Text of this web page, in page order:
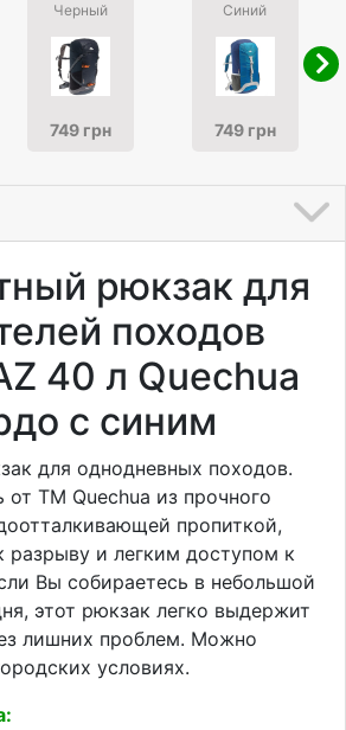
Черный
749 грн
Синий
749 грн
рюкзак для
походов
40 л Quechua
с синим
для однодневных походов.
от ТМ Quechua из прочного
пропиткой,
разрыву и легким доступом к
Вы собираетесь в небольшой
этот рюкзак легко выдержит
лишних проблем. Можно
условиях.